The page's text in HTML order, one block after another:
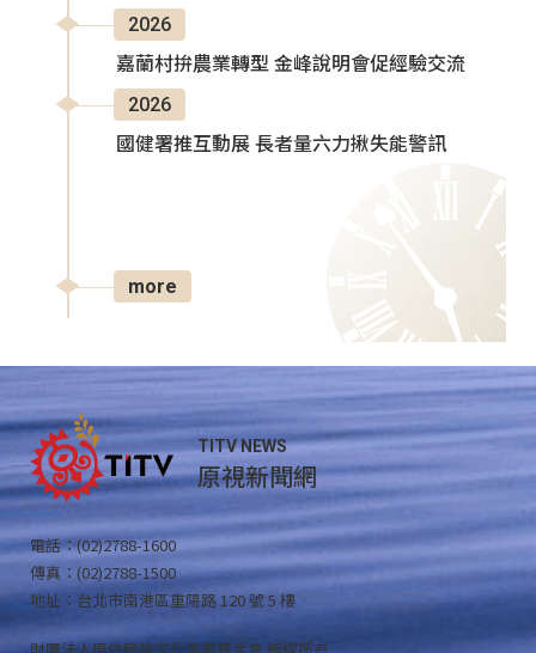
2026
嘉蘭村拚農業轉型 金峰說明會促經驗交流
2026
國健署推互動展 長者量六力揪失能警訊
more
TITV NEWS
原視新聞網
電話：(02)2788-1600
傳真：(02)2788-1500
地址：台北市南港區重陽路 120 號 5 樓